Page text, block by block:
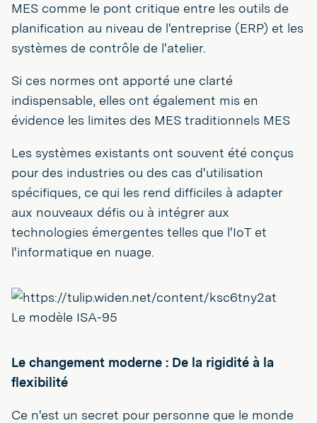
MES comme le pont critique entre les outils de
planification au niveau de l'entreprise (ERP) et les
systèmes de contrôle de l'atelier.
Si ces normes ont apporté une clarté
indispensable, elles ont également mis en
évidence les limites des MES traditionnels MES
Les systèmes existants ont souvent été conçus
pour des industries ou des cas d'utilisation
spécifiques, ce qui les rend difficiles à adapter
aux nouveaux défis ou à intégrer aux
technologies émergentes telles que l'IoT et
l'informatique en nuage.
Le modèle ISA-95
Le changement moderne : De la rigidité à la
flexibilité
Ce n'est un secret pour personne que le monde